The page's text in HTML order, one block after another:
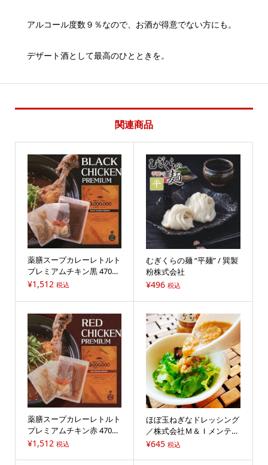
アルコール度数９％なので、お酒が得意でない方にも。
デザート酒として最高のひとときを。
関連商品
薬膳スープカレーレトルト
プレミアムチキン黒 470g
／薬膳スープカレー8,000,
¥1,512 税込
むぎくらの麺 “平麺” / 巽製
粉株式会社
¥496 税込
薬膳スープカレーレトルト
プレミアムチキン赤 470g
／薬膳スープカレー8,000,
¥1,512 税込
ほぼ玉ねぎなドレッシング
／株式会社Ｍ＆Ｉメンテサ
ービス
¥645 税込